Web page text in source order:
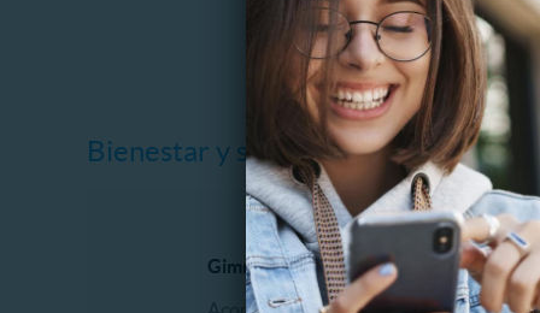
Bienestar y salud
Gimnasio y Fitness
Dental